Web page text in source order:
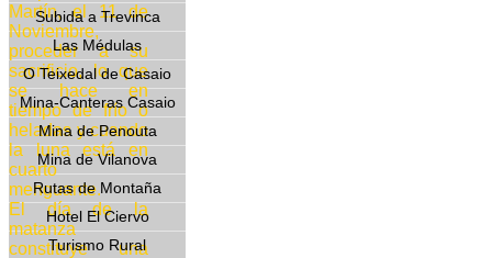
Martín, el 11 de
Noviembre,
proceder a su
sacrificio, lo que
se hace en
tiempo de frío o
heladas y cuando
la luna está en
cuarto
menguante.
El día de la
matanza
constituye una
Subida a Trevinca
Las Médulas
O Teixedal de Casaio
Mina-Canteras Casaio
Mina de Penouta
Mina de Vilanova
Rutas de Montaña
Hotel El Ciervo
Turismo Rural